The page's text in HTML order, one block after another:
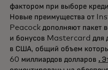
фактором при выборе
Новые преимущества от
Peacock дополняют пакет
и бонусов Mastercard для
в США, общий объем
60 миллиардов долларов .